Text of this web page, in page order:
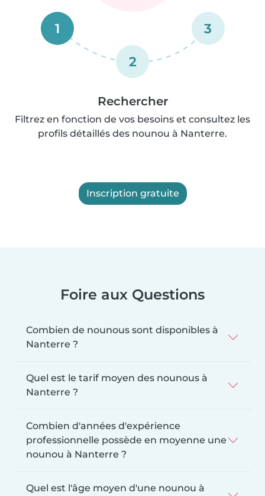
1
2
3
Rechercher
Filtrez en fonction de vos besoins et consultez les
profils détaillés des nounou à Nanterre.
Inscription gratuite
Foire aux Questions
Combien de nounous sont disponibles à
Nanterre ?
Quel est le tarif moyen des nounous à
Nanterre ?
Combien d'années d'expérience
professionnelle possède en moyenne une
nounou à Nanterre ?
Quel est l'âge moyen d'une nounou à